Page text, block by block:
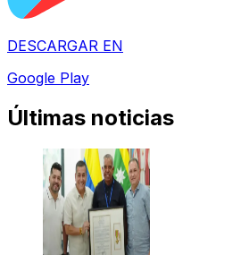
DESCARGAR EN
Google Play
Últimas noticias